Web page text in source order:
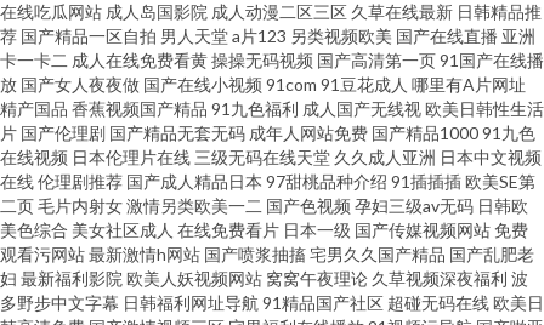
韩国伦理片妈妈的朋友 欧美色影院 午夜国产诱惑 91pot狼友社在线观看 肏屄
精品一区二区 久久密欧洲 日本www青青草 午夜寂寞看成人 婷婷色五月份 91
不卡在线播放 91情爱社区 99福利在线观看 国产福利91自啪 久久神马 日韩在
线超碰 影音先锋日韩无码 91精品丝袜高跟 92恋足园 国产精品人妻久久 狼友
大香蕉 AV伊人天堂 深夜免费网站 91麻豆精品久久蜜臀 www东方AV在线 黄
在线吃瓜网站 成人岛国影院 成人动漫二区三区 久草在线最新 日韩精品推
荐 国产精品一区自拍 男人天堂a片123 另类视频欧美 国产在线直播 亚洲
卡一卡二 成人在线免费看黄操操无码视频 国产高清第一页91国产在线播
放 国产女人夜夜做 国产在线小视频 91com 91豆花成人 哪里有A片网址
精产国品 香蕉视频国产精品 91九色福利 成人国产无线视欧美日韩性生活
片 国产伦理剧 国产精品无套无码 成年人网站免费 国产精品100091九色
在线视频 日本伦理片在线 三级无码在线天堂 久久成人亚洲 日本中文视频
在线伦理剧推荐 国产成人精品日本 97甜桃品种介绍 91插插插欧美SE第
二页毛片内射女激情另类欧美一二 国产色视频 孕妇三级av无码 日韩欧
美色综合 美女社区成人 在线免费看片 日本一级 国产传媒视频网站免费
观看污网站最新激情h网站 国产喷浆抽搐宅男久久国产精品 国产乱肥老
妇 最新福利影院 欧美人妖视频网站 窝窝午夜理论 久草视频深夜福利 波
多野步中文字幕 日韩福利网址导航 91精品国产社区 超碰无码在线欧美日